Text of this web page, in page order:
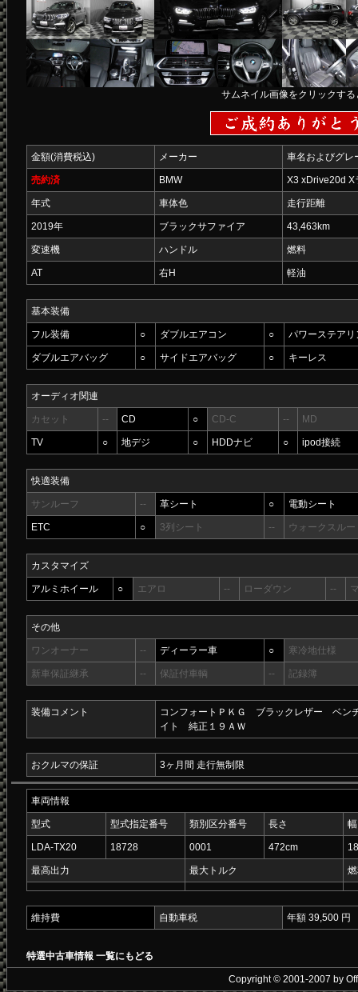
サムネイル画像をクリックす
金額(消費税込) メーカー 車名およびグレ
売約済 BMW X3 xDrive20d X
年式 車体色 走行距離
2019年 ブラックサファイア 43,463km
変速機 ハンドル 燃料
AT 右H 軽油
基本装備
フル装備 ○ ダブルエアコン ○ パワーステアリ
ダブルエアバッグ ○ サイドエアバッグ ○ キーレス
オーディオ関連
カセット -- CD ○ CD-C -- MD
TV ○ 地デジ ○ HDDナビ ○ ipod接続
快適装備
サンルーフ -- 革シート ○ 電動シート
ETC ○ 3列シート -- ウォークスルー
カスタマイズ
アルミホイール ○ エアロ -- ローダウン --
その他
ワンオーナー -- ディーラー車 ○ 寒冷地仕様
新車保証継承 -- 保証付車輌 -- 記録簿
装備コメント
コンフォートＰＫＧ ブラックレザー ベ
イト 純正１９ＡＷ
おクルマの保証 3ヶ月間 走行無制限
車両情報
型式 型式指定番号 類別区分番号 長さ 幅
LDA-TX20 18728 0001 472cm
最高出力 最大トルク
維持費 自動車税 年額 39,500 円
特選中古車情報 一覧にもどる
Copyright © 2001-2007 by